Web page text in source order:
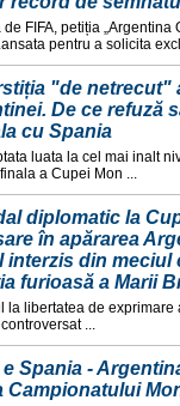
de FIFA, petiția „Argentina
pentru a solicita
"de netrecut"
De ce refuză
cu Spania
luata la cel mai inalt
a Cupei Mon ...
diplomatic la
în apărarea
interzis din meciul
furioasă a Marii
la libertatea de
...
e Spania -
Campionatului